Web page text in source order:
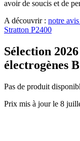
avoir de soucis et de
A découvrir : notre
Stratton P2400
Sélection
électrogènes
Pas de produit
8